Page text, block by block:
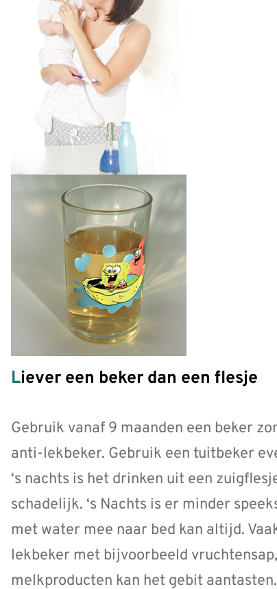
Liever een beker dan een flesje
Gebruik vanaf 9 maanden een beker
anti-lekbeker. Gebruik een tuitbeker
‘s nachts is het drinken uit een
schadelijk. ‘s Nachts is er minder
met water mee naar bed kan altijd.
lekbeker met bijvoorbeeld
melkproducten kan het gebit